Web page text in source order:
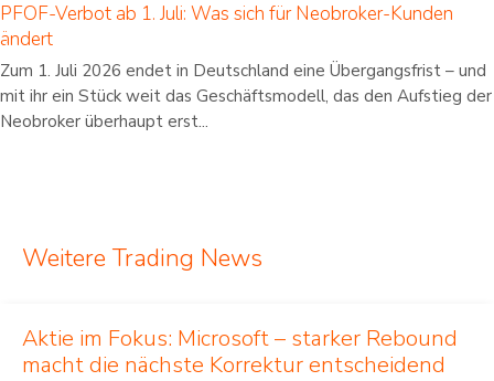
PFOF-Verbot ab 1. Juli: Was sich für Neobroker-Kunden
ändert
Zum 1. Juli 2026 endet in Deutschland eine Übergangsfrist – und
mit ihr ein Stück weit das Geschäftsmodell, das den Aufstieg der
Neobroker überhaupt erst...
Weitere Trading News
Aktie im Fokus: Microsoft – starker Rebound
macht die nächste Korrektur entscheidend